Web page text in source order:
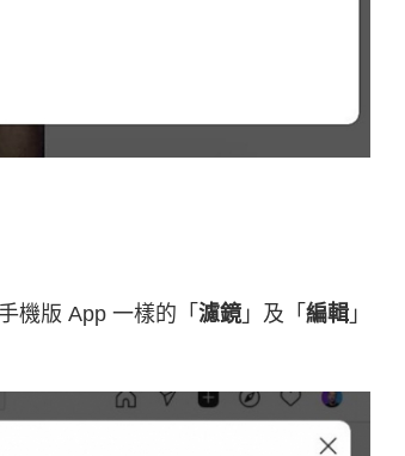
機版 App 一樣的「 濾鏡 」及「 編輯 」